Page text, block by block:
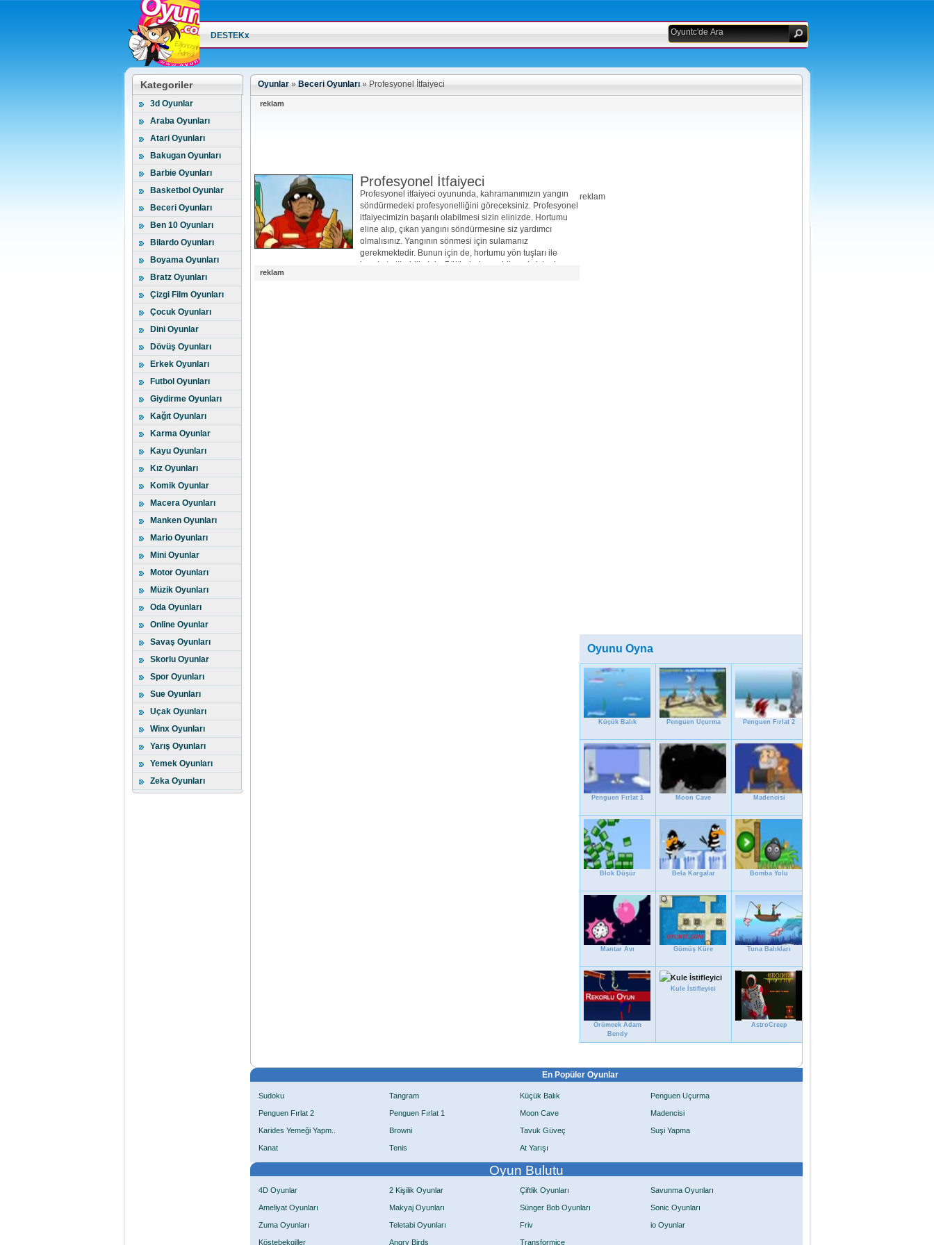
DESTEKx
Kategoriler
3d Oyunlar
Araba Oyunları
Atari Oyunları
Bakugan Oyunları
Barbie Oyunları
Basketbol Oyunlar
Beceri Oyunları
Ben 10 Oyunları
Bilardo Oyunları
Boyama Oyunları
Bratz Oyunları
Çizgi Film Oyunları
Çocuk Oyunları
Dini Oyunlar
Dövüş Oyunları
Erkek Oyunları
Futbol Oyunları
Giydirme Oyunları
Kağıt Oyunları
Karma Oyunlar
Kayu Oyunları
Kız Oyunları
Komik Oyunlar
Macera Oyunları
Manken Oyunları
Mario Oyunları
Mini Oyunlar
Motor Oyunları
Müzik Oyunları
Oda Oyunları
Online Oyunlar
Savaş Oyunları
Skorlu Oyunlar
Spor Oyunları
Sue Oyunları
Uçak Oyunları
Winx Oyunları
Yarış Oyunları
Yemek Oyunları
Zeka Oyunları
Oyunlar » Beceri Oyunları »Profesyonel İtfaiyeci
reklam
Profesyonel İtfaiyeci
Profesyonel itfaiyeci oyununda, kahramanımızın yangın
söndürmedeki profesyonelliğini göreceksiniz. Profesyonel
itfaiyecimizin başarılı olabilmesi sizin elinizde. Hortumu
eline alıp, çıkan yangını söndürmesine siz yardımcı
olmalısınız. Yangının sönmesi için sulamanız
gerekmektedir. Bunun için de, hortumu yön tuşları ile
hareket ettirebilirsiniz. Bölümleri geçebilmeniz için de,
reklam
reklam
Oyunu Oyna
Küçük Balık Penguen Uçurma Penguen Fırlat 2
Penguen Fırlat 1 Moon Cave Madencisi
Blok Düşür Bela Kargalar Bomba Yolu
Mantar Avı Gümüş Küre Tuna Balıkları
Örümcek Adam
Bendy
Kule İstifleyici
AstroCreep
En Popüler Oyunlar
Sudoku Tangram Küçük Balık Penguen Uçurma
Penguen Fırlat 2 Penguen Fırlat 1 Moon Cave Madencisi
Karides Yemeği Yapm.. Browni Tavuk Güveç Suşi Yapma
Kanat Tenis At Yarışı
Oyun Bulutu
4D Oyunlar 2 Kişilik Oyunlar Çiftlik Oyunları Savunma Oyunları
Ameliyat Oyunları Makyaj Oyunları Sünger Bob Oyunları Sonic Oyunları
Zuma Oyunları Teletabi Oyunları Friv io Oyunlar
Köstebekgiller Angry Birds Transformice